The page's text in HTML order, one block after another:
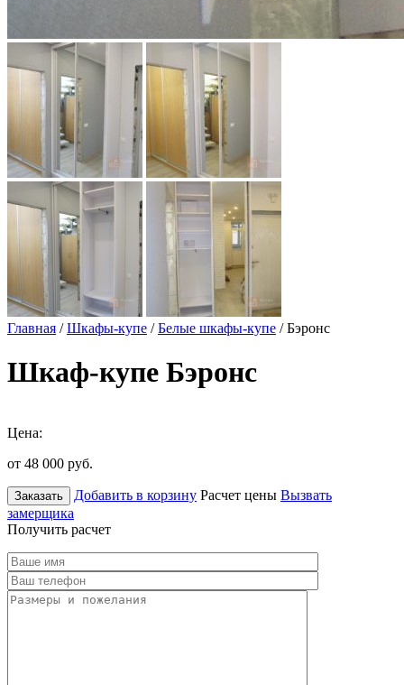
Главная /Шкафы-купе /Белые шкафы-купе / Бэронс
Шкаф-купе Бэронс
Цена:
от 48 000 руб.
Заказать Добавить в корзину Расчет цены Вызвать
замерщика
Получить расчет